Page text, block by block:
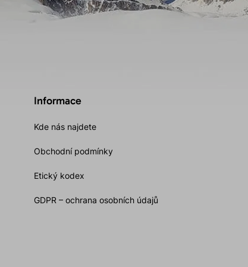
Informace
Kde nás najdete
Obchodní podmínky
Etický kodex
GDPR – ochrana osobních údajů